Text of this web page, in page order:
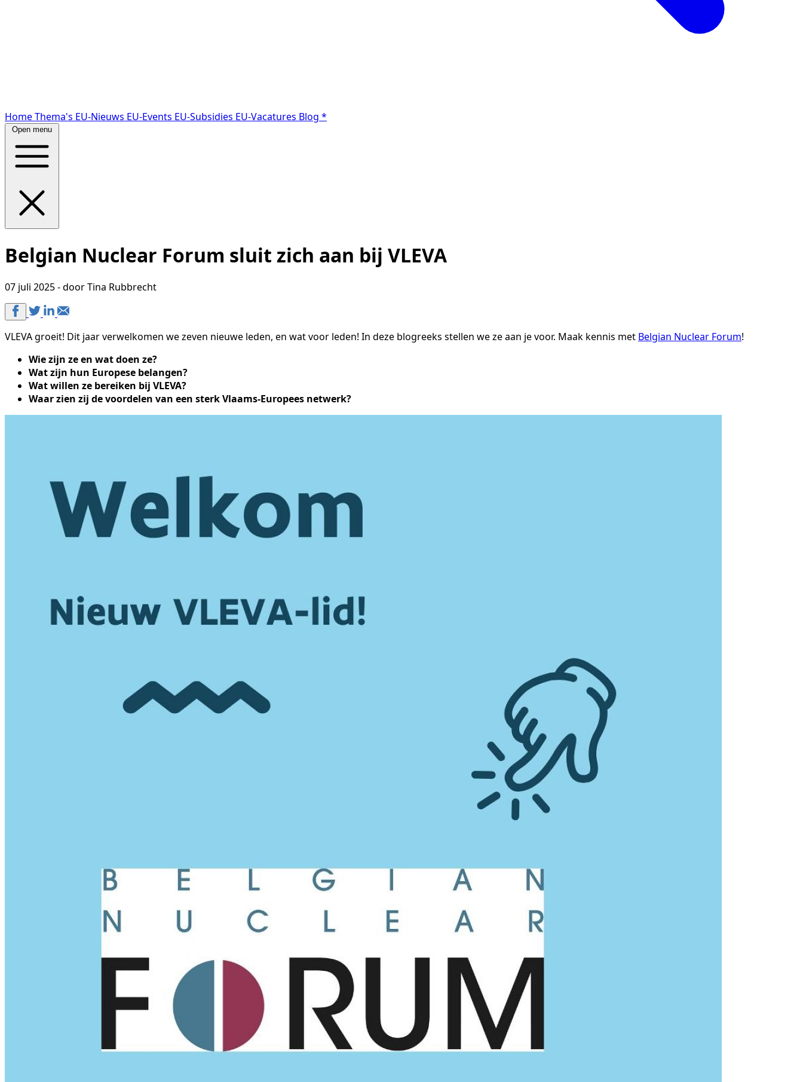
HomeThema's EU-Nieuws EU-Events EU-Subsidies EU-Vacatures Blog *
Open menu
Belgian Nuclear Forum sluit zich aan bij VLEVA
07 juli 2025 - door Tina Rubbrecht
VLEVA groeit! Dit jaar verwelkomen we zeven nieuwe leden, en wat voor leden! In deze blogreeks stellen we ze aan je voor. Maak kennis met Belgian Nuclear Forum!
Wie zijn ze en wat doen ze?
Wat zijn hun Europese belangen?
Wat willen ze bereiken bij VLEVA?
Waar zien zij de voordelen van een sterk Vlaams-Europees netwerk?